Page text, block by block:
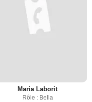
Maria Laborit
Rôle : Bella